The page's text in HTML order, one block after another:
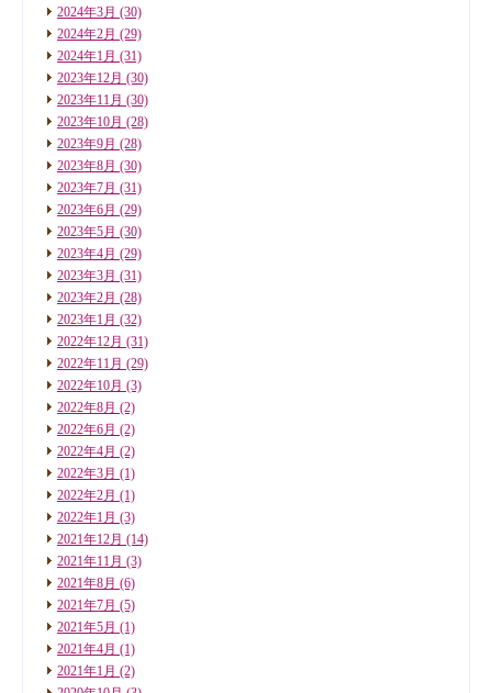
2024年3月 (30)
2024年2月 (29)
2024年1月 (31)
2023年12月 (30)
2023年11月 (30)
2023年10月 (28)
2023年9月 (28)
2023年8月 (30)
2023年7月 (31)
2023年6月 (29)
2023年5月 (30)
2023年4月 (29)
2023年3月 (31)
2023年2月 (28)
2023年1月 (32)
2022年12月 (31)
2022年11月 (29)
2022年10月 (3)
2022年8月 (2)
2022年6月 (2)
2022年4月 (2)
2022年3月 (1)
2022年2月 (1)
2022年1月 (3)
2021年12月 (14)
2021年11月 (3)
2021年8月 (6)
2021年7月 (5)
2021年5月 (1)
2021年4月 (1)
2021年1月 (2)